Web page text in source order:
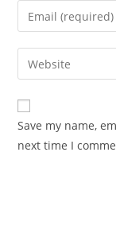
Save my name,
next time I